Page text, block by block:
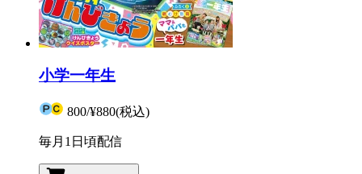
小学一年生
800/¥880(税込)
毎月1日頃配信